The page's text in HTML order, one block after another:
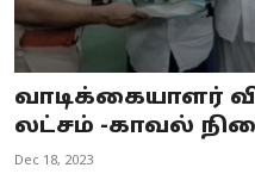
வாடிக்கையாளர்
லட்சம் -காவல்
Dec 18, 2023